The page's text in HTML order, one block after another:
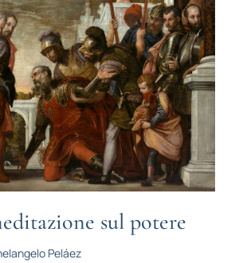
sul potere
Peláez